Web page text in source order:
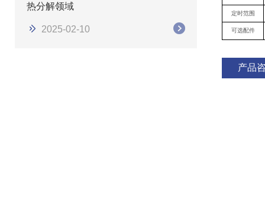
热分解领域
2025-02-10
定时范围
可选配件
产品